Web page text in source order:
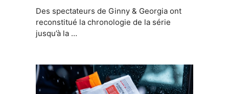
Des spectateurs de Ginny & Georgia ont
reconstitué la chronologie de la série
jusqu’à la …